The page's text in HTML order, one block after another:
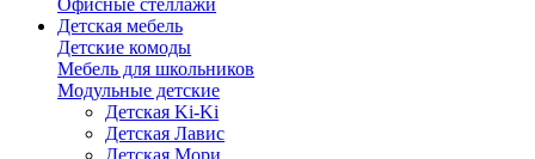
Офисные стеллажи
Детская мебель
Детские комоды
Мебель для школьников
Модульные детские
Детская Ki-Ki
Детская Лавис
Детская Мори